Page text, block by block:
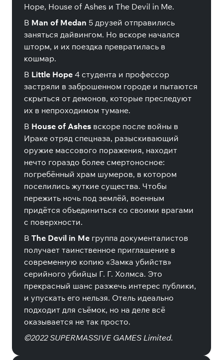
Hope, House of Ashes и The Devil in Me.
В Man of Medan 5 друзей отправились
заняться дайвингом. Но вскоре начался
шторм, и их поездка превратилась в
кошмар.
В Little Hope 4 студента и профессор
застряли в заброшенном городе и пытаются
скрыться от демонов, которые преследуют
их в непроходимом тумане.
В House of Ashes вскоре после войны в
Ираке отряд спецназа, разыскивающий
оружие массового поражения, находит
нечто гораздо более смертоносное:
погребённый храм шумеров, в котором
поселились жуткие существа. Чтобы
пережить ночь под землёй, военным
придётся объединиться со своими врагами
с поверхности.
В The Devil in Me группа документалистов
получает таинственное приглашение в
современную копию «Замка убийств»
серийного убийцы Г. Г. Холмса. Это
прекрасный шанс разжечь интерес публики,
и упускать его нельзя. Отель идеально
подходит для съёмок, но на деле всё
оказывается не так просто.
©2022 SUPERMASSIVE GAMES Limited.